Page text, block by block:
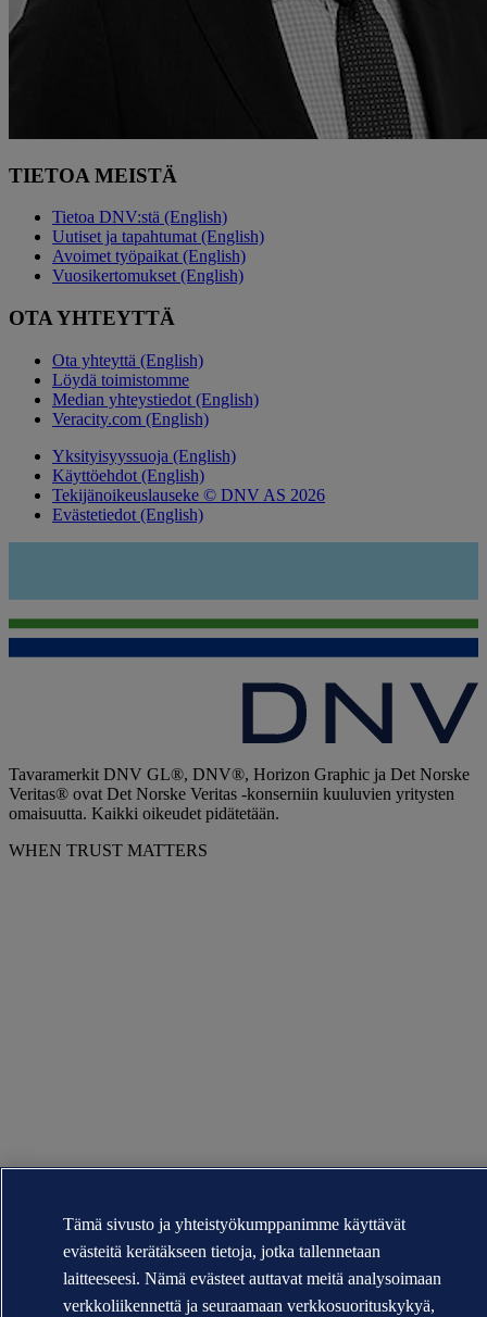
TIETOA MEISTÄ
Tietoa DNV:stä (English)
Uutiset ja tapahtumat (English)
Avoimet työpaikat (English)
Vuosikertomukset (English)
OTA YHTEYTTÄ
Ota yhteyttä (English)
Löydä toimistomme
Median yhteystiedot (English)
Veracity.com (English)
Yksityisyyssuoja (English)
Käyttöehdot (English)
Tekijänoikeuslauseke © DNV AS 2026
Evästetiedot (English)
Tavaramerkit DNV GL®, DNV®, Horizon Graphic ja Det Norske
Veritas® ovat Det Norske Veritas -konserniin kuuluvien yritysten
omaisuutta. Kaikki oikeudet pidätetään.
WHEN TRUST MATTERS
Tämä sivusto ja yhteistyökumppanimme käyttävät
evästeitä kerätäkseen tietoja, jotka tallennetaan
laitteeseesi. Nämä evästeet auttavat meitä analysoimaan
verkkoliikennettä ja seuraamaan verkkosuorituskykyä,